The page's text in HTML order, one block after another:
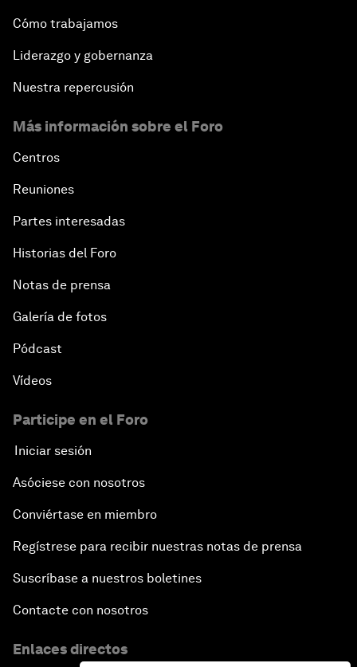
Cómo trabajamos
Liderazgo y gobernanza
Nuestra repercusión
Más información sobre el Foro
Centros
Reuniones
Partes interesadas
Historias del Foro
Notas de prensa
Galería de fotos
Pódcast
Vídeos
Participe en el Foro
Iniciar sesión
Asóciese con nosotros
Conviértase en miembro
Regístrese para recibir nuestras notas de prensa
Suscríbase a nuestros boletines
Contacte con nosotros
Enlaces directos